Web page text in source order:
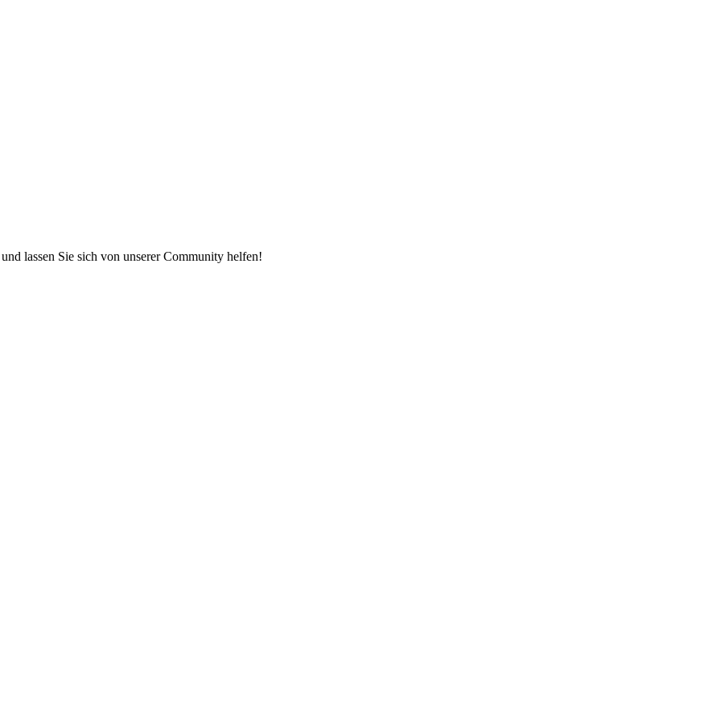
lassen Sie sich von unserer Community helfen!